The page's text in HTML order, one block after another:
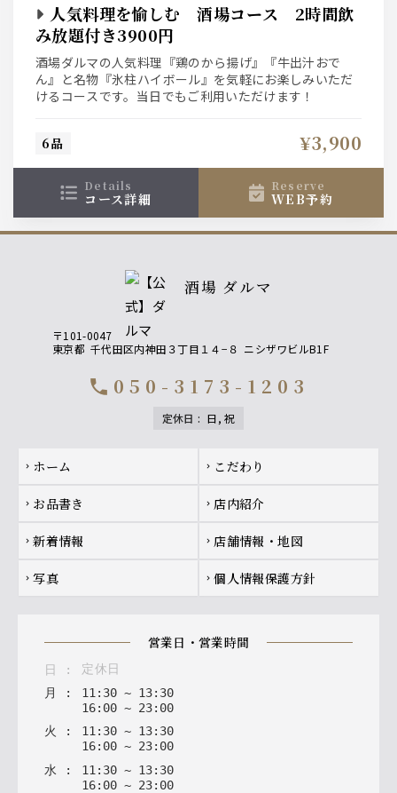
人気料理を愉しむ 酒場コース 2時間飲
み放題付き3900円
酒場ダルマの人気料理『鶏のから揚げ』『牛出汁おで
ん』と名物『氷柱ハイボール』を気軽にお楽しみいただ
けるコースです。当日でもご利用いただけます！
6品 ¥3,900
details
コース詳細
reserve
WEB予約
酒場 ダルマ
〒101-0047
東京都 千代田区内神田３丁目１４−８ ニシザワビルB1F
call 050-3173-1203
定休日 : 日, 祝
Footer navigation
chevron_right ホーム chevron_right こだわり
chevron_right お品書き chevron_right 店内紹介
chevron_right 新着情報 chevron_right 店舗情報・地図
chevron_right 写真 chevron_right 個人情報保護方針
営業日・営業時間
日 :
定休日
月
: 11: 30 ~ 13: 30
16: 00 ~ 23: 00
火
: 11: 30 ~ 13: 30
16: 00 ~ 23: 00
水 : 11 : 30 ~ 13: 30
16: 00 ~ 23: 00